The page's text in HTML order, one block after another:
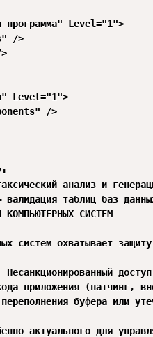
программа" Level="1">
/>
Level="1">
/>
анализ и генерация
таблиц баз данных,
СИСТЕМ
систем охватывает
приложения (патчинг,
буфера или
актуального для